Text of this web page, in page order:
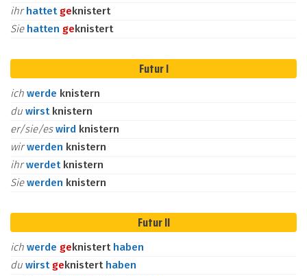
ihrhattet geknistert
Sie hatten geknistert
Futur I
ich werde knistern
du wirst knistern
er/sie/eswird knistern
wirwerden knistern
ihrwerdet knistern
Siewerden knistern
Futur II
ich werde geknistert haben
du wirst geknistert haben